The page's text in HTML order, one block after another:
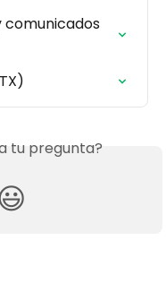
comunicados
tu pregunta?